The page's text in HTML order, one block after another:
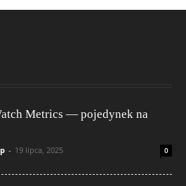
Metrics — pojedynek na
- 19 lipca, 2025 0